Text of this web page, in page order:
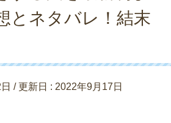
とネタバレ！結末
/ 更新日 : 2022年9月17日